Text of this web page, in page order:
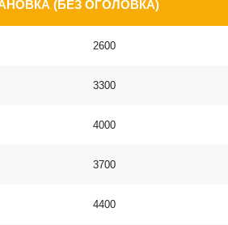
(БЕЗ ОГОЛОВКА)
2600
3300
4000
3700
4400